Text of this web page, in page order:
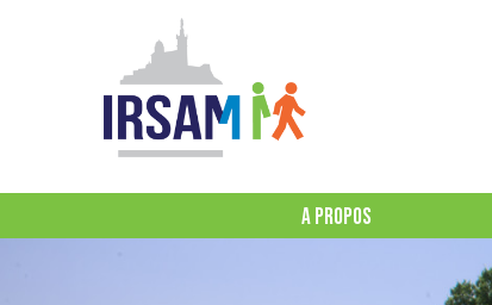
A PROPOS